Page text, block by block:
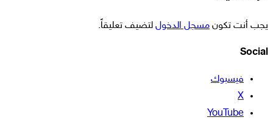
يجب أنت تكون مسجل الدخول لتضيف تعليقاً.
Social
فيسبوك
‫X
‫YouTube